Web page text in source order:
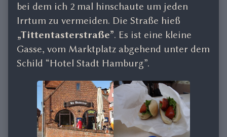
bei dem ich 2 mal hinschaute um jeden
Irrtum zu vermeiden. Die Straße hieß
„Tittentasterstraße”. Es ist eine kleine
Gasse, vom Marktplatz abgehend unter dem
Schild “Hotel Stadt Hamburg”.